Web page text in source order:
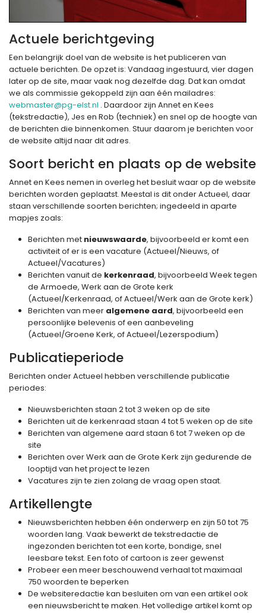
Actuele berichtgeving
Een belangrijk doel van de website is het publiceren van
actuele berichten. De opzet is: Vandaag ingestuurd, vier dagen
later op de site, maar vaak nog dezelfde dag. Dat kan omdat
we als commissie gekoppeld zijn aan één mailadres:
webmaster@pg-elst.nl . Daardoor zijn Annet en Kees
(tekstredactie), Jes en Rob (techniek) en snel op de hoogte van
de berichten die binnenkomen. Stuur daarom je berichten voor
de website altijd naar dit adres.
Soort bericht en plaats op de website
Annet en Kees nemen in overleg het besluit waar op de website
berichten worden geplaatst. Meestal is dit onder Actueel, daar
staan verschillende soorten berichten; ingedeeld in aparte
mapjes zoals:
Berichten met nieuwswaarde, bijvoorbeeld er komt een
activiteit of er is een vacature (Actueel/Nieuws, of
Actueel/Vacatures)
Berichten vanuit de kerkenraad, bijvoorbeeld Week tegen
de Armoede, Werk aan de Grote kerk
(Actueel/Kerkenraad, of Actueel/Werk aan de Grote kerk)
Berichten van meer algemene aard, bijvoorbeeld een
persoonlijke belevenis of een aanbeveling
(Actueel/Groene Kerk, of Actueel/Lezerspodium)
Publicatieperiode
Berichten onder Actueel hebben verschillende publicatie
periodes:
Nieuwsberichten staan 2 tot 3 weken op de site
Berichten uit de kerkenraad staan 4 tot 5 weken op de site
Berichten van algemene aard staan 6 tot 7 weken op de
site
Berichten over Werk aan de Grote Kerk zijn gedurende de
looptijd van het project te lezen
Vacatures zijn te zien zolang de vraag open staat.
Artikellengte
Nieuwsberichten hebben één onderwerp en zijn 50 tot 75
woorden lang. Vaak bewerkt de tekstredactie de
ingezonden berichten tot een korte, bondige, snel
leesbare tekst. Een foto of cartoon is zeer gewenst
Probeer een meer beschouwend verhaal tot maximaal
750 woorden te beperken
De websiteredactie kan besluiten om van een artikel ook
een nieuwsbericht te maken. Het volledige artikel komt op